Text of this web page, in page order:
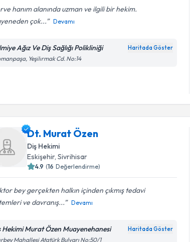
hanım alanında uzman ve ilgili bir hekim.
çok...
Devamı
Ağız Ve Diş Sağlığı Polikliniği Haritada Göster
Yeşilırmak Cd. No:14
Dt. Murat Özen
Diş Hekimi
Eskişehir, Sivrihisar
4.9 (16 Değerlendirme)
bey gerçekten halkın içinden çıkmış tedavi
ve davranış...
Devamı
Hekimi Murat Özen Muayenehanesi Haritada Göster
Mahallesi Atatürk Bulvarı No:50/1